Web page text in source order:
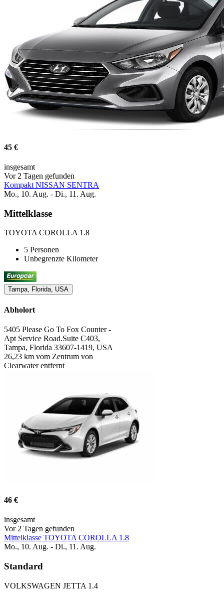
45 €
insgesamt
Vor 2 Tagen gefunden
Kompakt NISSAN SENTRA
Mo., 10. Aug. - Di., 11. Aug.
Mittelklasse
TOYOTA COROLLA 1.8
5 Personen
Unbegrenzte Kilometer
Tampa, Florida, USA
Abholort
5405 Please Go To Fox Counter -
Apt Service Road.Suite C403,
Tampa, Florida 33607-1419, USA
26,23 km vom Zentrum von
Clearwater entfernt
46 €
insgesamt
Vor 2 Tagen gefunden
Mittelklasse TOYOTA COROLLA 1.8
Mo., 10. Aug. - Di., 11. Aug.
Standard
VOLKSWAGEN JETTA 1.4